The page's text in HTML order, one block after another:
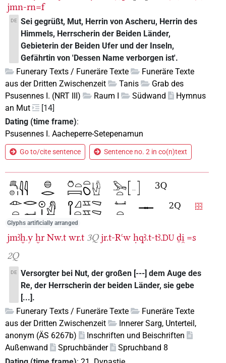
jmn-rn=f
DE Sei gegrüßt, Mut, Herrin von Ascheru, Herrin des
Himmels, Herrscherin der Beiden Länder,
Gebieterin der Beiden Ufer und der Inseln,
Gefährtin von 'Dessen Name verborgen ist'.
Funerary Texts / Funeräre Texte
Funeräre Texte
aus der Dritten Zwischenzeit
Tanis
Grab des
Psusennes I. (NRT III)
Raum I Südwand
Hymnus
an Mut
[14]
Dating (time frame):
Psusennes I. Aacheperre-Setepenamun
Go to/cite sentence Sentence no. 2 in co(n)text
Glyphs artificially arranged
jmꜣḫ.y ḫr Nw.t wr.t 3Qjr.t-Rꜥw ḥqꜣ.t-tꜣ.DU ḏi̯ =s
2Q
DE Versorgter bei Nut, der großen [---] dem Auge des
Re, der Herrscherin der beiden Länder, sie gebe
[...].
Funerary Texts / Funeräre Texte
Funeräre Texte
aus der Dritten Zwischenzeit
Innerer Sarg, Unterteil,
anonym (ÄS 6267b)
Inschriften und Beischriften
Außenwand
Spruchbänder
Spruchband 8